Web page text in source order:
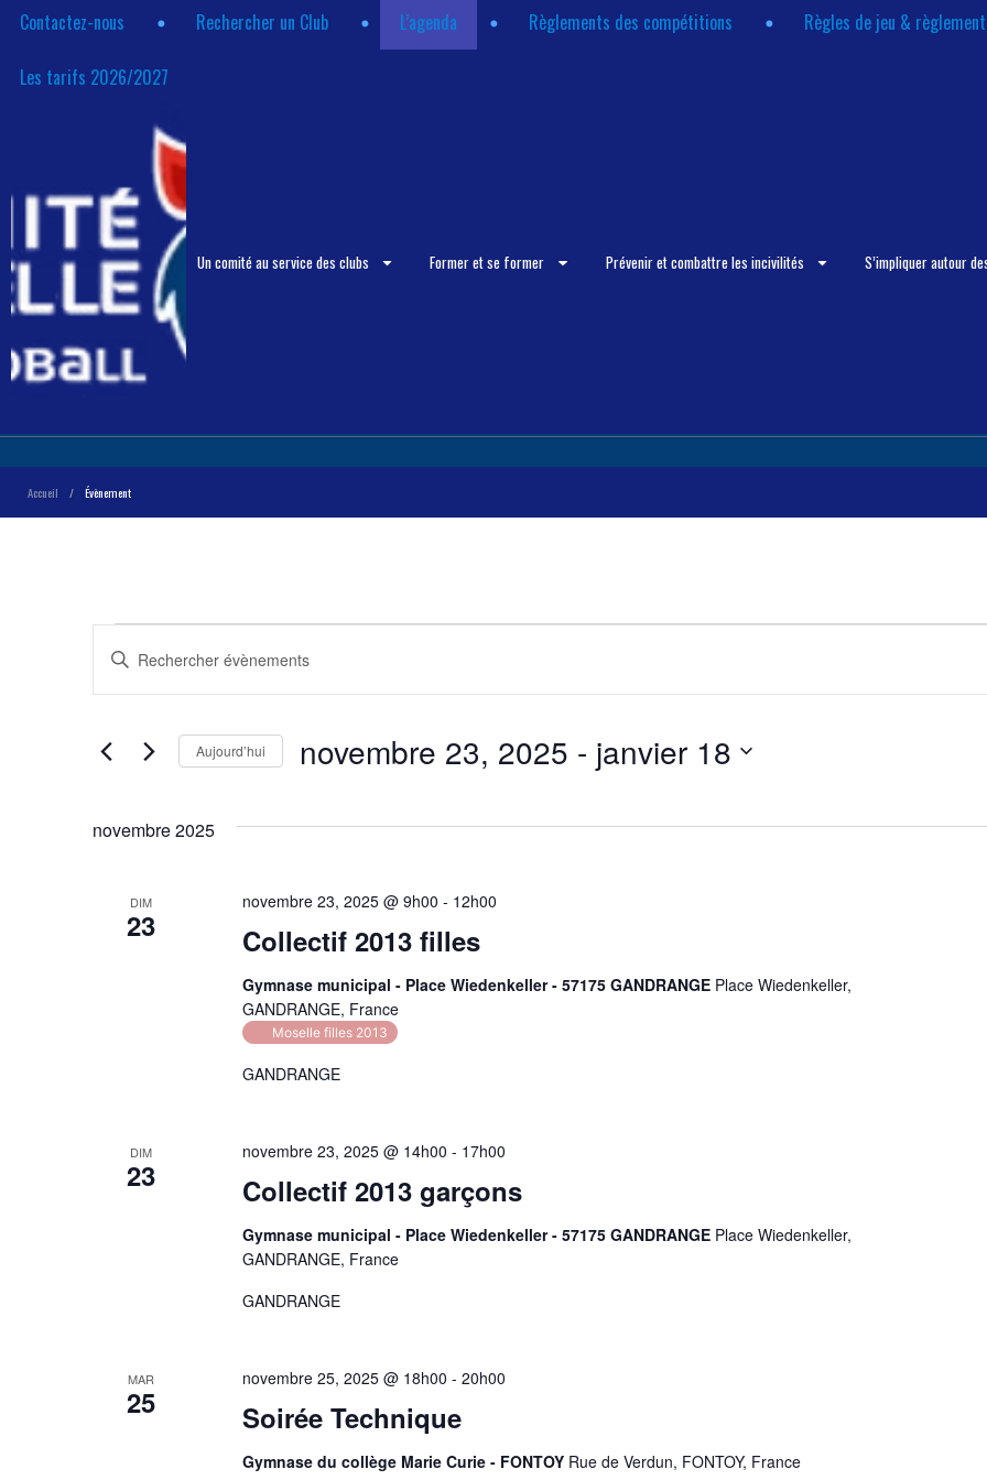
Contactez-nous Rechercher un Club L’agenda Règlements des compétitions Règles de jeu &
Les tarifs 2026/2027
Un comité au service des clubs Former et se former Prévenir et combattre les incivilités S’impliquer autour
Accueil / Évènement
Recherche
et
navigation
de
vues
Saisir
mot-
Rechercher
mot-
Aujourd’hui novembre 23, 2025 - janvier 18
novembre 2025
DIM
23 Collectif 2013 filles
novembre 23, 2025 @ 9h00 - 12h00
Gymnase municipal - Place Wiedenkeller - 57175 GANDRANGE Place Wiedenkeller,
GANDRANGE, France
Moselle filles 2013
GANDRANGE
DIM
23 Collectif 2013 garçons
novembre 23, 2025 @ 14h00 - 17h00
Gymnase municipal - Place Wiedenkeller - 57175 GANDRANGE Place Wiedenkeller,
GANDRANGE, France
GANDRANGE
MAR
25 Soirée Technique
novembre 25, 2025 @ 18h00 - 20h00
Gymnase du collège Marie Curie - FONTOY Rue de Verdun, FONTOY, France